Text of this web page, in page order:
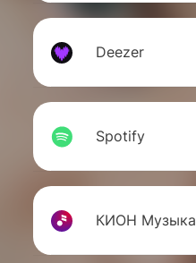
Deezer
Spotify
КИОН Музыка